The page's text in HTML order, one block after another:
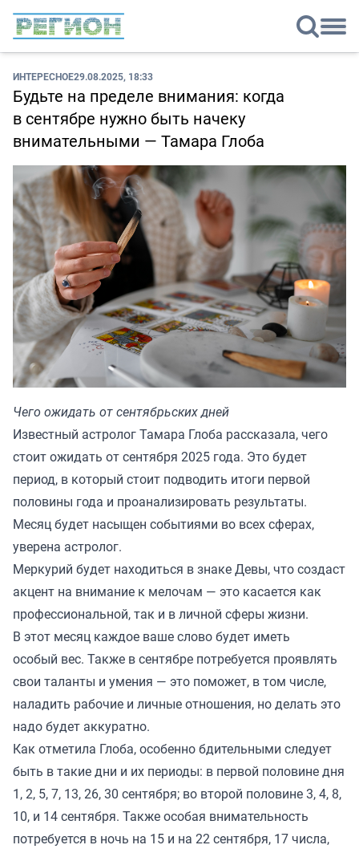
ИНТЕРЕСНОЕ29.08.2025, 18:33
Будьте на пределе внимания: когда
в сентябре нужно быть начеку
внимательными — Тамара Глоба
Чего ожидать от сентябрьских дней
Известный астролог Тамара Глоба рассказала, чего
стоит ожидать от сентября 2025 года. Это будет
период, в который стоит подводить итоги первой
половины года и проанализировать результаты.
Месяц будет насыщен событиями во всех сферах,
уверена астролог.
Меркурий будет находиться в знаке Девы, что создаст
акцент на внимание к мелочам — это касается как
профессиональной, так и в личной сферы жизни.
В этот месяц каждое ваше слово будет иметь
особый вес. Также в сентябре потребуется проявлять
свои таланты и умения — это поможет, в том числе,
наладить рабочие и личные отношения, но делать это
надо будет аккуратно.
Как отметила Глоба, особенно бдительными следует
быть в такие дни и их периоды: в первой половине дня
1, 2, 5, 7, 13, 26, 30 сентября; во второй половине 3, 4, 8,
10, и 14 сентября. Также особая внимательность
потребуется в ночь на 15 и на 22 сентября, 17 числа,